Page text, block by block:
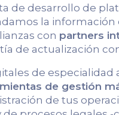
de desarrollo de
la información
con partners
de actualización
de especialidad
de gestión
de tus